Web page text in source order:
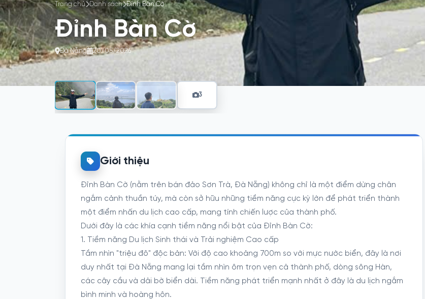
Trang chủ Danh sách Đỉnh Bàn Cờ
Đỉnh Bàn Cờ
Đà Nẵng 20/05/2026
3
Giới thiệu
Đỉnh Bàn Cờ (nằm trên bán đảo Sơn Trà, Đà Nẵng) không chỉ là một điểm dừng chân
ngắm cảnh thuần túy, mà còn sở hữu những tiềm năng cực kỳ lớn để phát triển thành
một điểm nhấn du lịch cao cấp, mang tính chiến lược của thành phố.
Dưới đây là các khía cạnh tiềm năng nổi bật của Đỉnh Bàn Cờ:
1. Tiềm năng Du lịch Sinh thái và Trải nghiệm Cao cấp
Tầm nhìn "triệu đô" độc bản: Với độ cao khoảng 700m so với mực nước biển, đây là nơi
duy nhất tại Đà Nẵng mang lại tầm nhìn ôm trọn vẹn cả thành phố, dòng sông Hàn,
các cây cầu và dải bờ biển dài. Tiềm năng phát triển mạnh nhất ở đây là du lịch ngắm
bình minh và hoàng hôn.